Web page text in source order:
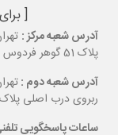
[
آدرس شعبه مرکز :
پلاک 51 گوهر فردوس ایران
آدرس شعبه دوم :
ربروی درب اصلی پلاک 127/10 گوهر فردوس ایران
ساعات پاسخگویی